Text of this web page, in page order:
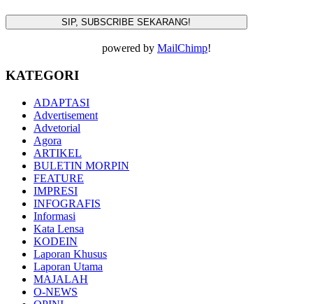
powered by MailChimp!
KATEGORI
ADAPTASI
Advertisement
Advetorial
Agora
ARTIKEL
BULETIN MORPIN
FEATURE
IMPRESI
INFOGRAFIS
Informasi
Kata Lensa
KODEIN
Laporan Khusus
Laporan Utama
MAJALAH
O-NEWS